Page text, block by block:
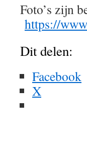
Foto’s zijn
https://
Dit delen:
Facebook
X